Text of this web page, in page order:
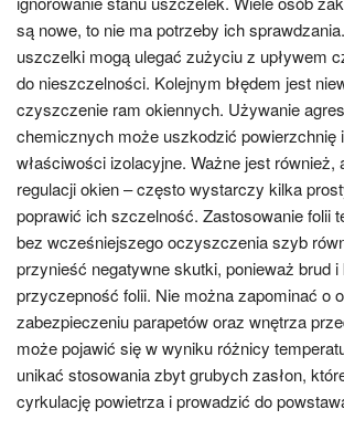
są nowe, to nie ma potrzeby ich
uszczelki mogą ulegać zużyciu z upływem
do nieszczelności. Kolejnym błędem jest
czyszczenie ram okiennych. Używanie
chemicznych może uszkodzić powierzchnię
właściwości izolacyjne. Ważne jest również,
regulacji okien – często wystarczy kilka
poprawić ich szczelność. Zastosowanie folii
bez wcześniejszego oczyszczenia szyb
przynieść negatywne skutki, ponieważ brud i
przyczepność folii. Nie można zapominać o
zabezpieczeniu parapetów oraz wnętrza
może pojawić się w wyniku różnicy
unikać stosowania zbyt grubych zasłon,
cyrkulację powietrza i prowadzić do